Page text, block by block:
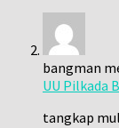
bangman
UU Pilkada
tangkap